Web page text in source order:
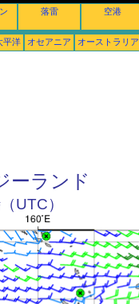
落雷 空港
平洋 オセアニア オーストラリア
ーランド
UTC）